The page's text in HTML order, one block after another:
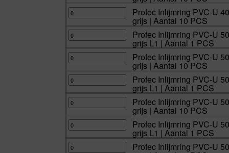
10
PCS
aantal
16bar
grijs
|
10
PCS
aantal
mm
lijmspie
x
16bar
grijs
|
10
PCS
aantal
40
mm
x
mm
lijmspie
x
16bar
grijs
|
10
PCS
aantal
Profec
Inlijmring
PVC-
40
mm
x
mm
lijmspie
x
16bar
grijs
|
10
PCS
aantal
Profec Inlijmring PVC-U
grijs | Aantal 10 PCS
Profec
Inlijmring
PVC-
50
mm
x
mm
lijmspie
x
16bar
grijs
L1
Aantal
1
PCS
Profec Inlijmring PVC-U
grijs L1 | Aantal 1 PCS
Profec
Inlijmring
PVC-
50
mm
x
mm
lijmspie
x
16bar
grijs
|
10
PCS
Profec Inlijmring PVC-U
grijs | Aantal 10 PCS
Profec
Inlijmring
PVC-
50
mm
x
mm
lijmspie
x
16bar
grijs
Profec Inlijmring PVC-U
grijs L1 | Aantal 1 PCS
Profec
Inlijmring
PVC-
50
mm
x
mm
lijmspie
Profec Inlijmring PVC-U
grijs | Aantal 10 PCS
Profec
Inlijmring
PVC-
50
mm
Profec Inlijmring PVC-U
grijs L1 | Aantal 1 PCS
Profec
Inlijmring Profec Inlijmring PVC-U